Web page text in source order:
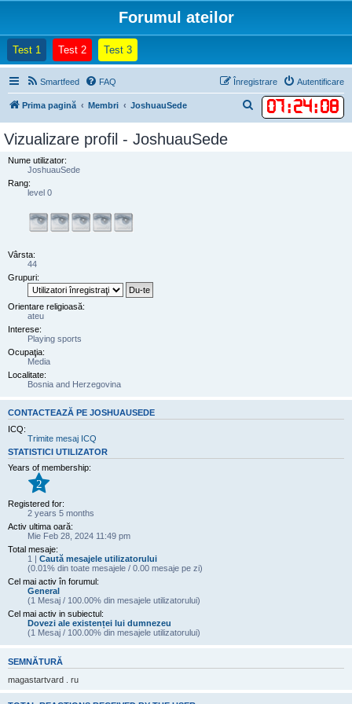
Forumul ateilor
Test 1 (Opens a new tab)
Test 2(Opens a new tab)
Test 3(Opens a new tab)
Smartfeed FAQ Autentificare
Înregistrare
Prima pagină Membri JoshuauSede 07:24:08
ă
Vizualizare profil - JoshuauSede
Nume utilizator:
JoshuauSede
Rang:
level 0
Vârsta:
44
Grupuri:
Orientare religioasă:
ateu
Interese:
Playing sports
Ocupaţia:
Media
Localitate:
Bosnia and Herzegovina
CONTACTEAZĂ PE JOSHUAUSEDE
ICQ:
Trimite mesaj ICQ
STATISTICI UTILIZATOR
Years of membership:
2
Registered for:
2 years 5 months
Activ ultima oară:
Mie Feb 28, 2024 11:49 pm
Total mesaje:
1 | Caută mesajele utilizatorului
(0.01% din toate mesajele / 0.00 mesaje pe zi)
Cel mai activ în forumul:
General
(1 Mesaj / 100.00% din mesajele utilizatorului)
Cel mai activ in subiectul:
Dovezi ale existenței lui dumnezeu
(1 Mesaj / 100.00% din mesajele utilizatorului)
SEMNĂTURĂ
magastartvard . ru